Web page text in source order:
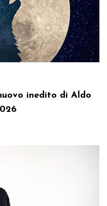
inedito di Aldo